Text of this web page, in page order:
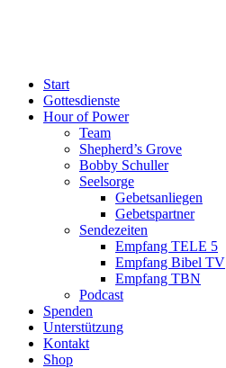
Start
Gottesdienste
Hour of Power
Team
Shepherd’s Grove
Bobby Schuller
Seelsorge
Gebetsanliegen
Gebetspartner
Sendezeiten
Empfang TELE 5
Empfang Bibel TV
Empfang TBN
Podcast
Spenden
Unterstützung
Kontakt
Shop